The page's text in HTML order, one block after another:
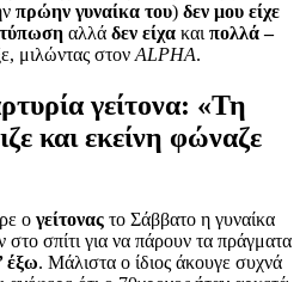
πρώην γυναίκα του) δεν μου είχε
αλλά δεν είχα και πολλά –
μιλώντας στον ALPHA.
γείτονα: «Τη
και εκείνη φώναζε
ο γείτονας το Σάββατο η γυναίκα
σπίτι για να πάρουν τα πράγματα
έξω. Μάλιστα ο ίδιος άκουγε συχνά